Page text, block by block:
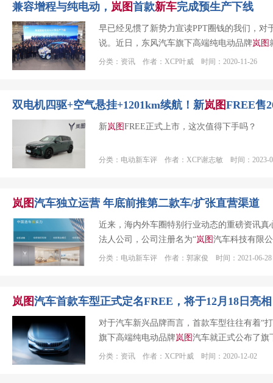
兼容增程与纯电动， 岚图首款新车完成预生产下线
早已经见惯了新势力宣读PPT圈钱的我们，对
说。近日，东风汽车旗下高端纯电动品牌岚图
分类：资讯 作者：XCP叶威 时间：2020-11-26
双电机四驱+空气悬挂+1201km续航！新岚图FREE售
新岚图 FREE正式上市，这次值得下手吗？
分类：电动新车评 作者：XCP谢志敏 时间：2023-
岚图汽车独立运营 年底前推第二款车/扩张直营渠道
近来，海内外车圈特别行业动态的重磅资讯
法人公司，公司注册名为“岚图 汽车科技有限
分类：电动新车评 作者：郭家俊 时间：2021-06-28
岚图汽车首款车型正式定名FREE，将于12月18日亮相
对于汽车新兴品牌而言，首款车型往往有着“
旗下高端纯电动品牌岚图 汽车就正式公布了旗
分类：资讯 作者：XCP叶威 时间：2020-12-02